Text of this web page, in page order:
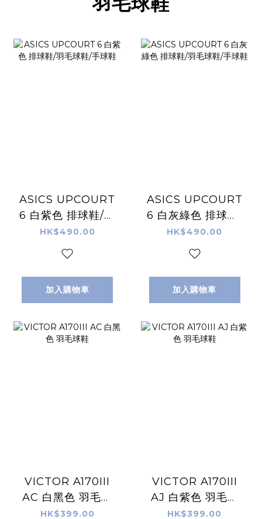
ASICS UPCOURT
6 白紫色 排球鞋/羽
毛球鞋/手球鞋
HK$490.00
加入購物車
ASICS UPCOURT
6 白灰綠色 排球鞋/
羽毛球鞋/手球鞋
HK$490.00
加入購物車
VICTOR A170III
AC 白黑色 羽毛球
鞋
HK$399.00
VICTOR A170III
AJ 白紫色 羽毛球
鞋
HK$399.00